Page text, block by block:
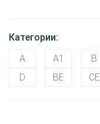
Категории:
A
A1 B
D
BE CE